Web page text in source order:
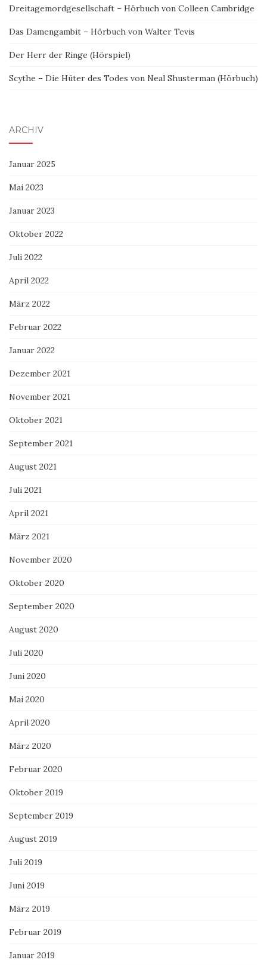
Dreitagemordgesellschaft – Hörbuch von Colleen Cambridge
Das Damengambit – Hörbuch von Walter Tevis
Der Herr der Ringe (Hörspiel)
Scythe – Die Hüter des Todes von Neal Shusterman (Hörbuch)
ARCHIV
Januar 2025
Mai 2023
Januar 2023
Oktober 2022
Juli 2022
April 2022
März 2022
Februar 2022
Januar 2022
Dezember 2021
November 2021
Oktober 2021
September 2021
August 2021
Juli 2021
April 2021
März 2021
November 2020
Oktober 2020
September 2020
August 2020
Juli 2020
Juni 2020
Mai 2020
April 2020
März 2020
Februar 2020
Oktober 2019
September 2019
August 2019
Juli 2019
Juni 2019
März 2019
Februar 2019
Januar 2019